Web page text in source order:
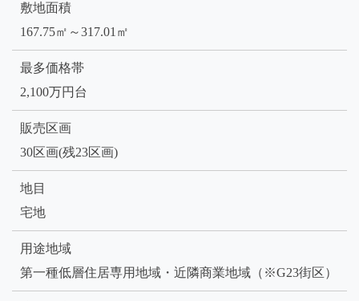
敷地面積
167.75㎡～317.01㎡
最多価格帯
2,100万円台
販売区画
30区画(残23区画)
地目
宅地
用途地域
第一種低層住居専用地域・近隣商業地域（※G23街区）